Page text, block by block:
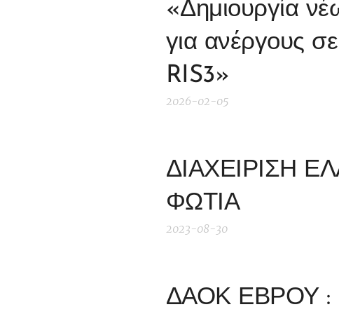
«Δημιουργία
για ανέργους σε
RIS3»
2026-02-05
ΔΙΑΧΕΙΡΙΣΗ
ΦΩΤΙΑ
2023-08-30
ΔΑΟΚ ΕΒΡΟΥ :